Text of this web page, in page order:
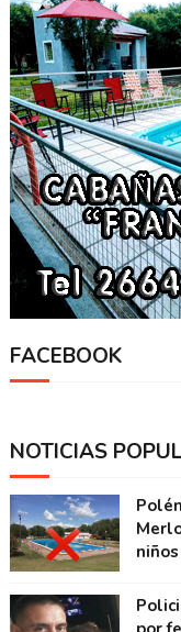
FACEBOOK
NOTICIAS